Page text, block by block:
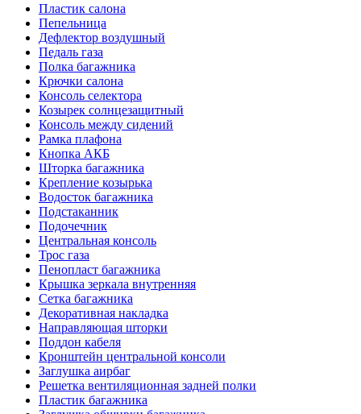
Пластик салона
Пепельница
Дефлектор воздушный
Педаль газа
Полка багажника
Крючки салона
Консоль селектора
Козырек солнцезащитный
Консоль между сидений
Рамка плафона
Кнопка АКБ
Шторка багажника
Крепление козырька
Водосток багажника
Подстаканник
Подочечник
Центральная консоль
Трос газа
Пенопласт багажника
Крышка зеркала внутренняя
Сетка багажника
Декоративная накладка
Направляющая шторки
Поддон кабеля
Кронштейн центральной консоли
Заглушка аирбаг
Решетка вентиляционная задней полки
Пластик багажника